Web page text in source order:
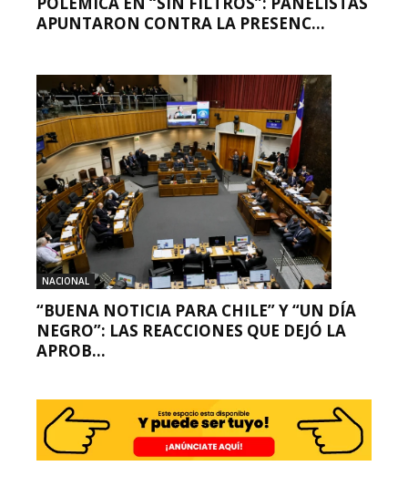
APUNTARON CONTRA LA PRESENC...
NACIONAL
“BUENA NOTICIA PARA CHILE” Y “UN DÍA
NEGRO”: LAS REACCIONES QUE DEJÓ LA
APROB...